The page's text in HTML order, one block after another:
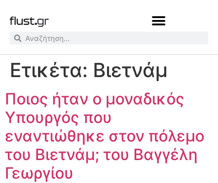
Ετικέτα: Βιετνάμ
Ποιος ήταν ο μοναδικός
Υπουργός που
εναντιώθηκε στον πόλεμο
του Βιετνάμ; του Βαγγέλη
Γεωργίου